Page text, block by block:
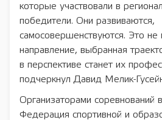
которые участвовали в
победители. Они развиваются,
самосовершенствуются. Это не
направление, выбранная
в перспективе станет их
подчеркнул Давид Мелик-
Организаторами соревнований
Федерация спортивной и